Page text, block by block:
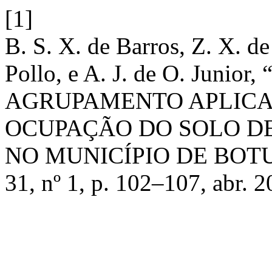
[1]
B. S. X. de Barros, Z. X.
Pollo, e A. J. de O. Junior,
AGRUPAMENTO
OCUPAÇÃO DO SOLO
NO MUNICÍPIO DE
31, nº 1, p. 102–107, abr.